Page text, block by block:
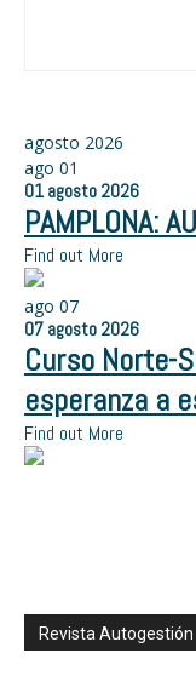
agosto 2026
ago 01
01 agosto 2026
PAMPLONA:
Find out More
ago 07
07 agosto 2026
Curso Norte-
esperanza a
Find out More
Revista Autogestión